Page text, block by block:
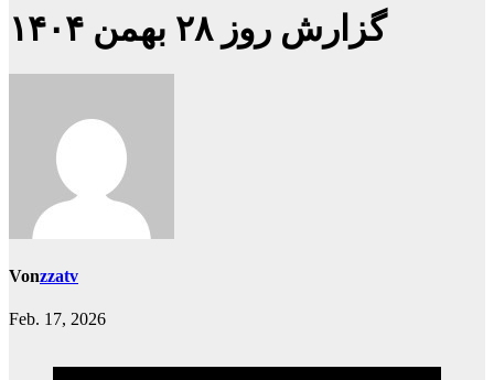
گزارش روز ۲۸ بهمن ۱۴۰۴
Vonzzatv
Feb. 17, 2026